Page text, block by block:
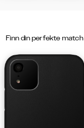
Finn din perfekte match